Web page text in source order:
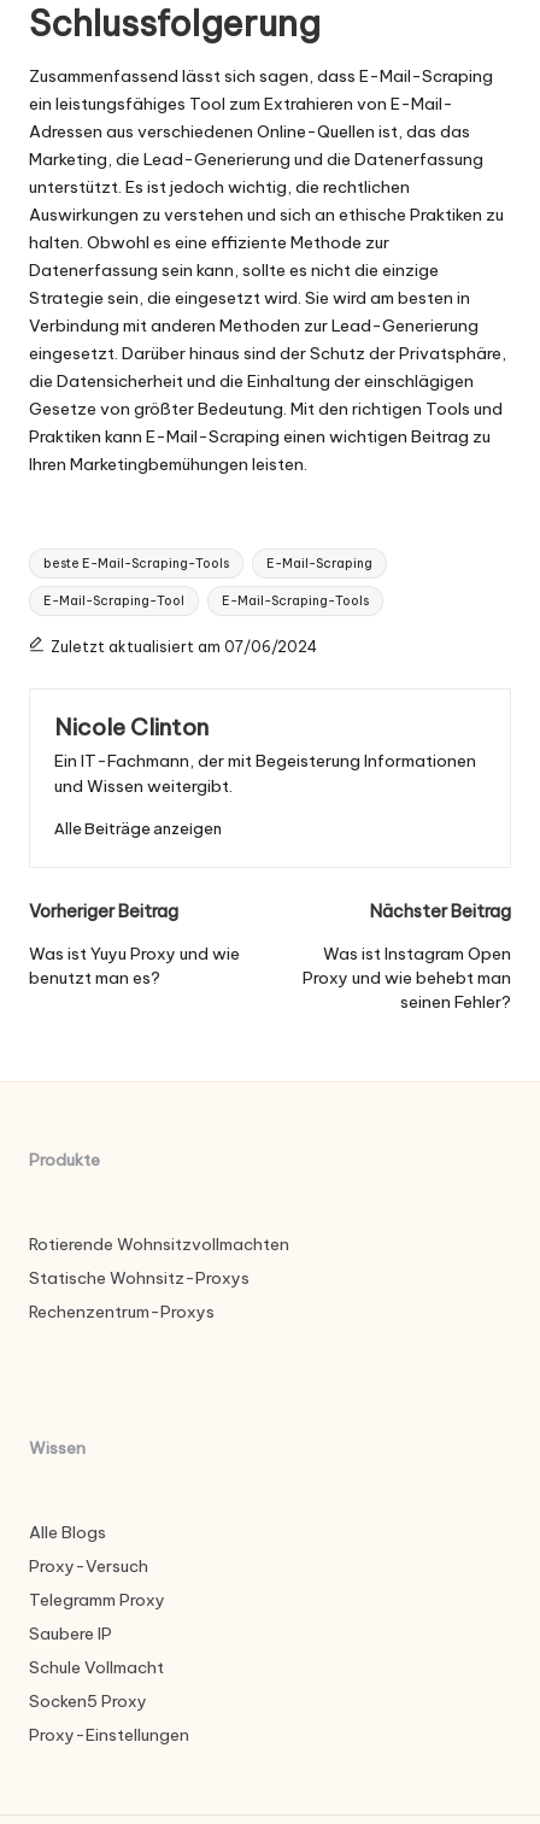
Schlussfolgerung
Zusammenfassend lässt sich sagen, dass E-Mail-Scraping
ein leistungsfähiges Tool zum Extrahieren von E-Mail-
Adressen aus verschiedenen Online-Quellen ist, das das
Marketing, die Lead-Generierung und die Datenerfassung
unterstützt. Es ist jedoch wichtig, die rechtlichen
Auswirkungen zu verstehen und sich an ethische Praktiken zu
halten. Obwohl es eine effiziente Methode zur
Datenerfassung sein kann, sollte es nicht die einzige
Strategie sein, die eingesetzt wird. Sie wird am besten in
Verbindung mit anderen Methoden zur Lead-Generierung
eingesetzt. Darüber hinaus sind der Schutz der Privatsphäre,
die Datensicherheit und die Einhaltung der einschlägigen
Gesetze von größter Bedeutung. Mit den richtigen Tools und
Praktiken kann E-Mail-Scraping einen wichtigen Beitrag zu
Ihren Marketingbemühungen leisten.
Tags:
beste E-Mail-Scraping-Tools E-Mail-Scraping
E-Mail-Scraping-Tool E-Mail-Scraping-Tools
Zuletzt aktualisiert am 07/06/2024
Nicole Clinton
Ein IT-Fachmann, der mit Begeisterung Informationen
und Wissen weitergibt.
Alle Beiträge anzeigen
Nach
der
Navigation
Vorheriger Beitrag
Was ist Yuyu Proxy und wie
benutzt man es?
Nächster Beitrag
Was ist Instagram Open
Proxy und wie behebt man
seinen Fehler?
Produkte
Rotierende Wohnsitzvollmachten
Statische Wohnsitz-Proxys
Rechenzentrum-Proxys
Wissen
Alle Blogs
Proxy-Versuch
Telegramm Proxy
Saubere IP
Schule Vollmacht
Socken5 Proxy
Proxy-Einstellungen